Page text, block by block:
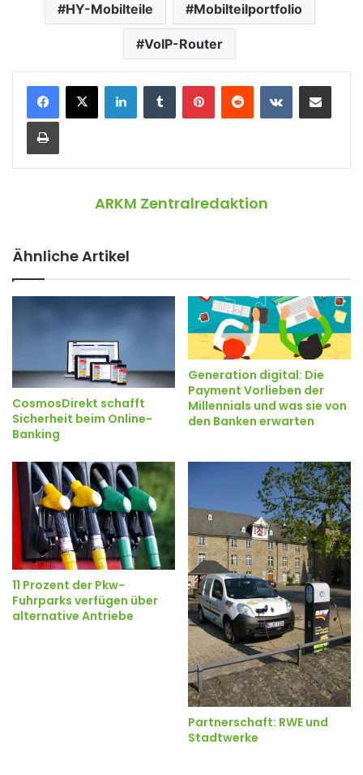
HY-Mobilteile Mobilteilportfolio
VoIP-Router
ARKM Zentralredaktion
Ähnliche Artikel
CosmosDirekt schafft
Sicherheit beim Online-
Banking
Generation digital: Die
Payment Vorlieben der
Millennials und was sie von
den Banken erwarten
11 Prozent der Pkw-
Fuhrparks verfügen über
alternative Antriebe
Partnerschaft: RWE und
Stadtwerke